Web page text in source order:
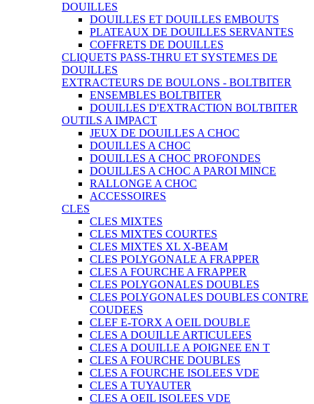
DOUILLES
DOUILLES ET DOUILLES EMBOUTS
PLATEAUX DE DOUILLES SERVANTES
COFFRETS DE DOUILLES
CLIQUETS PASS-THRU ET SYSTEMES DE
DOUILLES
EXTRACTEURS DE BOULONS - BOLTBITER
ENSEMBLES BOLTBITER
DOUILLES D'EXTRACTION BOLTBITER
OUTILS A IMPACT
JEUX DE DOUILLES A CHOC
DOUILLES A CHOC
DOUILLES A CHOC PROFONDES
DOUILLES A CHOC A PAROI MINCE
RALLONGE A CHOC
ACCESSOIRES
CLES
CLES MIXTES
CLES MIXTES COURTES
CLES MIXTES XL X-BEAM
CLES POLYGONALE A FRAPPER
CLES A FOURCHE A FRAPPER
CLES POLYGONALES DOUBLES
CLES POLYGONALES DOUBLES CONTRE
COUDEES
CLEF E-TORX A OEIL DOUBLE
CLES A DOUILLE ARTICULEES
CLES A DOUILLE A POIGNEE EN T
CLES A FOURCHE DOUBLES
CLES A FOURCHE ISOLEES VDE
CLES A TUYAUTER
CLES A OEIL ISOLEES VDE